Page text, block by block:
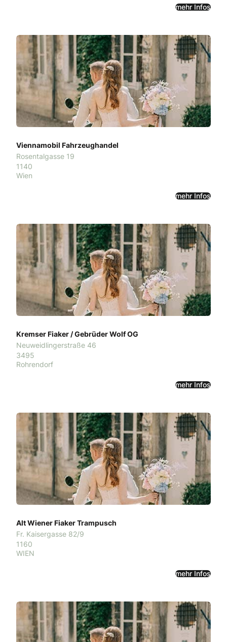
mehr Infos
Viennamobil Fahrzeughandel
Rosentalgasse 19
1140
Wien
mehr Infos
Kremser Fiaker / Gebrüder Wolf OG
Neuweidlingerstraße 46
3495
Rohrendorf
mehr Infos
Alt Wiener Fiaker Trampusch
Fr. Kaisergasse 82/9
1160
WIEN
mehr Infos